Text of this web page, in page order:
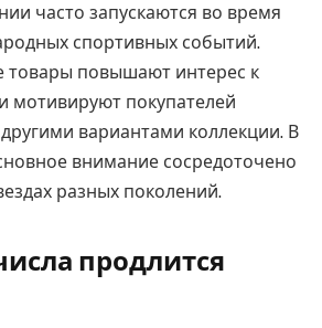
часто запускаются во время
спортивных событий.
повышают интерес к
покупателей
вариантами коллекции. В
внимание сосредоточено
разных поколений.
продлится